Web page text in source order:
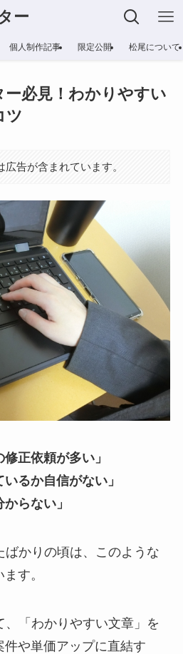
ー
個人制作記事 限定公開 松尾について
必見！わかりやすい
ツ
告が含まれています。
正依頼が多い」
るか自信がない」
らない」
ばかりの頃は、このような
す。
「わかりやすい文章」を
や単価アップに直結す